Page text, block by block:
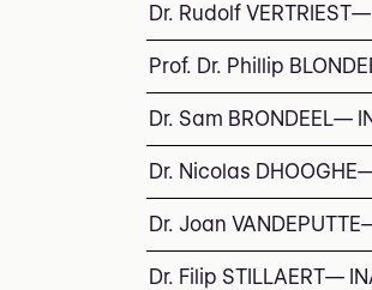
Dr. Rudolf VERTRIEST—
Prof. Dr. Phillip
Dr. Sam BRONDEEL—
Dr. Nicolas DHOOGHE
Dr. Joan VANDEPUTTE
Dr. Filip STILLAERT—